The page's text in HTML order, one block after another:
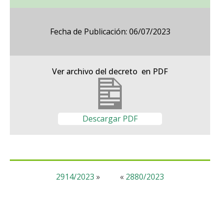
Fecha de Publicación: 06/07/2023
Ver archivo del decreto en PDF
Descargar PDF
« 2880/2023
2914/2023 »